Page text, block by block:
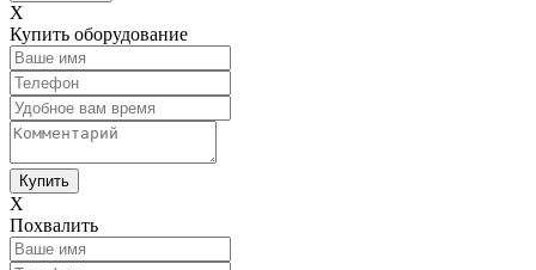
Х
Купить оборудование
Х
Похвалить